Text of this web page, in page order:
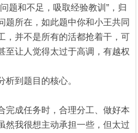
题和不足，吸取经验教训”，归
题所在，如此题中你和小王共同
，并不是所有的活都抢着干，可
至让人觉得太过于高调，有越权
到题目的核心。
成任务时，合理分工、做好本
然我很想主动承担一些，但太过